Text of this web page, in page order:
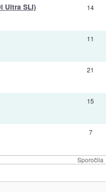
Sporočila
Ultra SLI) 14
11
21
15
7